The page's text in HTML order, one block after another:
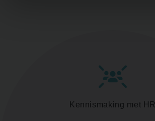
Kennismaking met HR